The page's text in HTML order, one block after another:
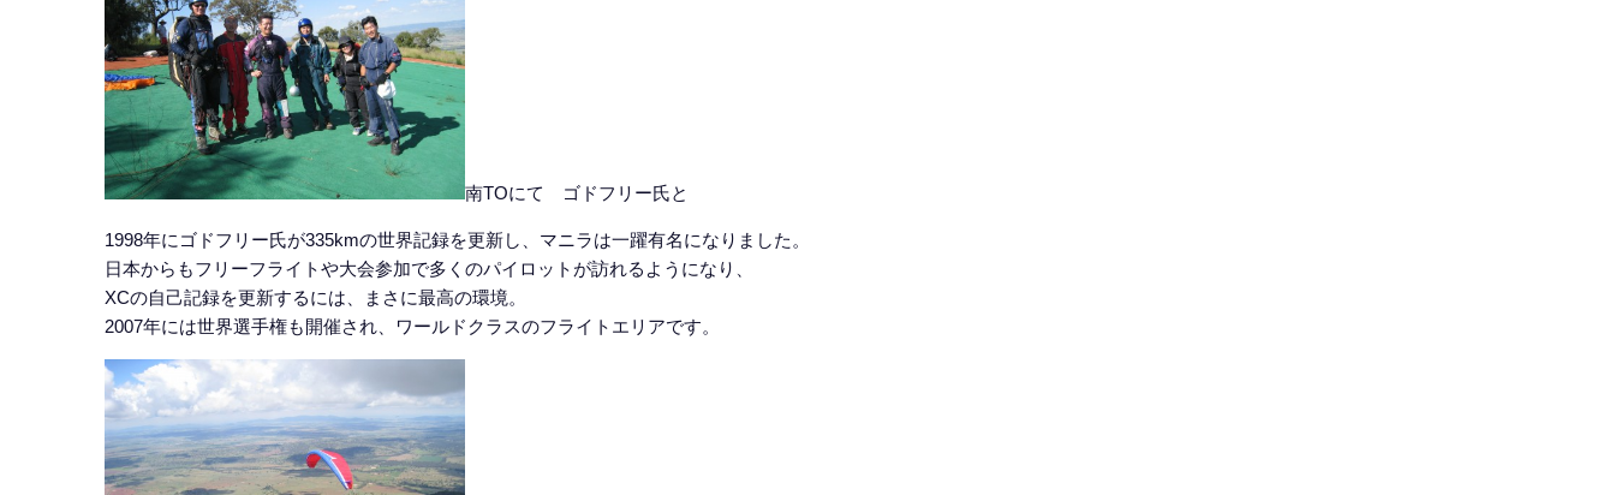
南TOにて ゴドフリー氏と
1998年にゴドフリー氏が335kmの世界記録を更新し、マニラは一躍有名になりました。
日本からもフリーフライトや大会参加で多くのパイロットが訪れるようになり、
XCの自己記録を更新するには、まさに最高の環境。
2007年には世界選手権も開催され、ワールドクラスのフライトエリアです。